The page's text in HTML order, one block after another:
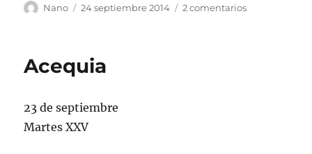
Autor
Nano
Publicado
24 septiembre 2014 2 comentariosen
Acequia
23 de septiembre
Martes XXV